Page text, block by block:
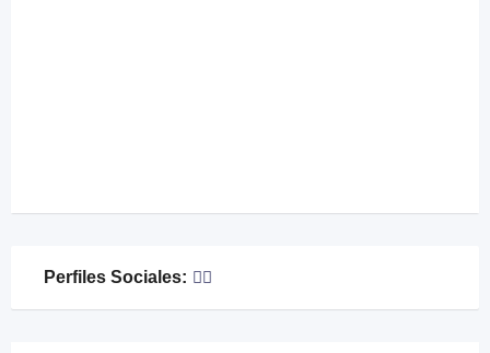
Perfiles Sociales: